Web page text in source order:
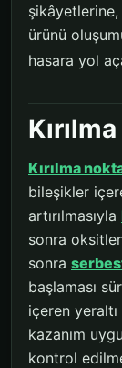
ürünü
hasara yol
Kırılma
bileşikler
artırılmasıyla
sonra
sonra
başlaması
içeren yeraltı
kazanım
kontrol